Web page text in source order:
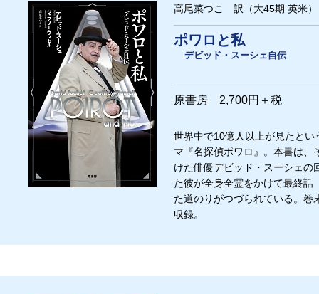
高尾菜つこ 訳（大45期 英米）
ポワロと私
デビッド・スーシェ自伝
原書房 2,700円＋税
世界中で10億人以上が見たと
マ『名探偵ポワロ』。本書は、
けた俳優デビッド・スーシェの
た彼が全身全霊をかけて最終話
た道のりがつづられている。巻
収録。